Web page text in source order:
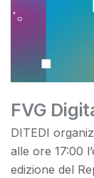
FVG
DITEDI
alle ore 17:00
edizione del